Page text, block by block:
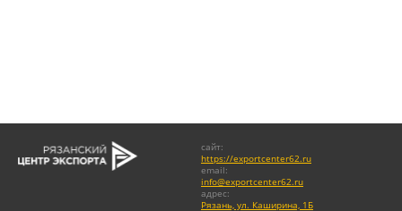
сайт:
https://exportcenter62.ru
email:
info@exportcenter62.ru
адрес:
Рязань, ул. Каширина, 1Б